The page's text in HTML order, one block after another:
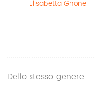
Elisabetta Gnone
Dello stesso genere